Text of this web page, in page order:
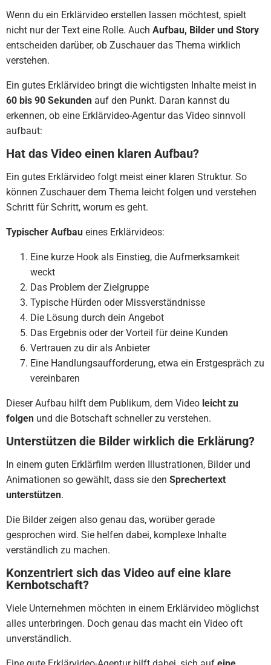
Wenn du ein Erklärvideo erstellen lassen möchtest, spielt
nicht nur der Text eine Rolle. Auch Aufbau, Bilder und Story
entscheiden darüber, ob Zuschauer das Thema wirklich
verstehen.
Ein gutes Erklärvideo bringt die wichtigsten Inhalte meist in
60 bis 90 Sekunden auf den Punkt. Daran kannst du
erkennen, ob eine Erklärvideo-Agentur das Video sinnvoll
aufbaut:
Hat das Video einen klaren Aufbau?
Ein gutes Erklärvideo folgt meist einer klaren Struktur. So
können Zuschauer dem Thema leicht folgen und verstehen
Schritt für Schritt, worum es geht.
Typischer Aufbau eines Erklärvideos:
Eine kurze Hook als Einstieg, die Aufmerksamkeit
weckt
Das Problem der Zielgruppe
Typische Hürden oder Missverständnisse
Die Lösung durch dein Angebot
Das Ergebnis oder der Vorteil für deine Kunden
Vertrauen zu dir als Anbieter
Eine Handlungsaufforderung, etwa ein Erstgespräch zu
vereinbaren
Dieser Aufbau hilft dem Publikum, dem Video leicht zu
folgen und die Botschaft schneller zu verstehen.
Unterstützen die Bilder wirklich die Erklärung?
In einem guten Erklärfilm werden Illustrationen, Bilder und
Animationen so gewählt, dass sie den Sprechertext
unterstützen.
Die Bilder zeigen also genau das, worüber gerade
gesprochen wird. Sie helfen dabei, komplexe Inhalte
verständlich zu machen.
Konzentriert sich das Video auf eine klare
Kernbotschaft?
Viele Unternehmen möchten in einem Erklärvideo möglichst
alles unterbringen. Doch genau das macht ein Video oft
unverständlich.